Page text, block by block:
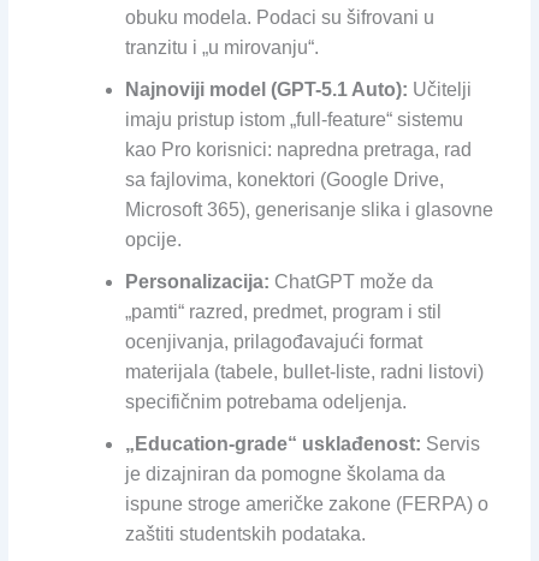
obuku modela. Podaci su šifrovani u
tranzitu i „u mirovanju“.
Najnoviji model (GPT-5.1 Auto): Učitelji
imaju pristup istom „full-feature“ sistemu
kao Pro korisnici: napredna pretraga, rad
sa fajlovima, konektori (Google Drive,
Microsoft 365), generisanje slika i glasovne
opcije.
Personalizacija: ChatGPT može da
„pamti“ razred, predmet, program i stil
ocenjivanja, prilagođavajući format
materijala (tabele, bullet-liste, radni listovi)
specifičnim potrebama odeljenja.
„Education-grade“ usklađenost: Servis
je dizajniran da pomogne školama da
ispune stroge američke zakone (FERPA) o
zaštiti studentskih podataka.